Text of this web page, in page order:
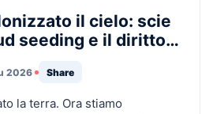
il cielo: scie
seeding e il diritto
respiriamo
2026 Share
la terra. Ora stiamo